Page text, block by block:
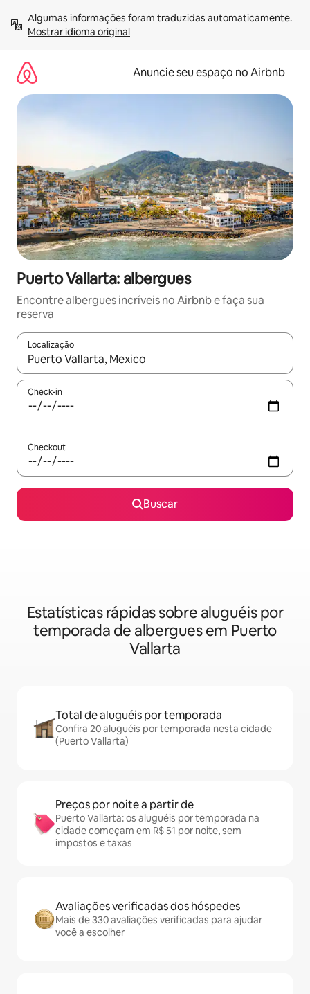
para
Mostrar idioma original
Anuncie seu espaço no Airbnb
Puerto Vallarta: albergues
Encontre albergues incríveis no Airbnb e faça sua
reserva
Localização
Quando os resultados estiverem disponíveis, explore-os
Check-in
Checkout
Buscar
Estatísticas rápidas sobre aluguéis por
temporada de albergues em Puerto
Vallarta
Total de aluguéis por temporada
Confira 20 aluguéis por temporada nesta cidade
(Puerto Vallarta)
Preços por noite a partir de
Puerto Vallarta: os aluguéis por temporada na
cidade começam em R$ 51 por noite, sem
impostos e taxas
Avaliações verificadas dos hóspedes
Mais de 330 avaliações verificadas para ajudar
você a escolher